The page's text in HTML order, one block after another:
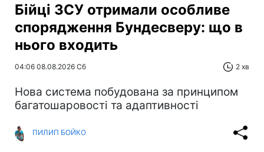
Бійці ЗСУ отримали особливе
спорядження Бундесверу: що в
нього входить
04:06 08.08.2026 Сб 2 хв
Нова система побудована за принципом
багатошаровості та адаптивності
ПИЛИП БОЙКО